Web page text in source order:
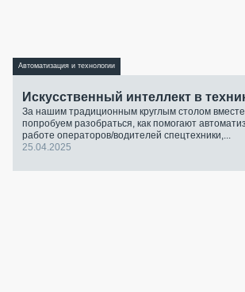
Автоматизация и технологии
Искусственный интеллект в
За нашим традиционным круглым столом вместе
попробуем разобраться, как помогают
работе операторов/водителей спецтехники,...
25.04.2025